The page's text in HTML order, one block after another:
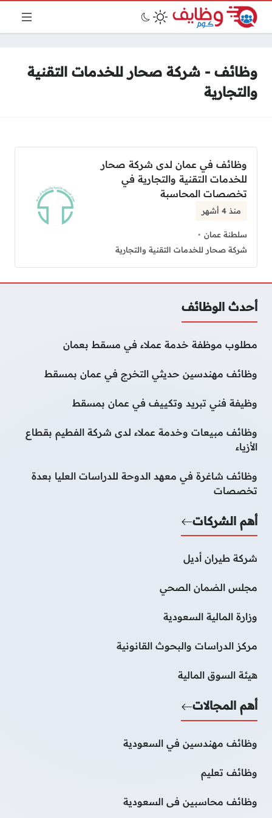
وظائف - شركة صحار للخدمات التقنية
والتجارية
وظائف في عمان لدى شركة صحار
للخدمات التقنية والتجارية في
تخصصات المحاسبة
منذ 4 أشهر
سلطنة عمان
شركة صحار للخدمات التقنية والتجارية
أحدث الوظائف
مطلوب موظفة خدمة عملاء في مسقط بعمان
وظائف مهندسين حديثي التخرج في عمان بمسقط
وظيفة فني تبريد وتكييف في عمان بمسقط
وظائف مبيعات وخدمة عملاء لدى شركة الفطيم بقطاع
الأزياء
وظائف شاغرة في معهد الدوحة للدراسات العليا بعدة
تخصصات
أهم الشركات
شركة طيران أديل
مجلس الضمان الصحي
وزارة المالية السعودية
مركز الدراسات والبحوث القانونية
هيئة السوق المالية
أهم المجالات
وظائف مهندسين في السعودية
وظائف تعليم
وظائف محاسبين فى السعودية